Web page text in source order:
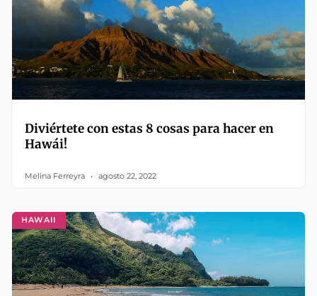
Diviértete con estas 8 cosas para hacer en
Hawái!
Melina Ferreyra agosto 22, 2022
HAWAII